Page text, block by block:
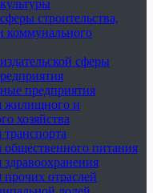
строительства,
сферы
предприятия
жилищного и
хозяйства
общественного питания
отраслей